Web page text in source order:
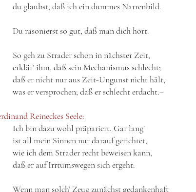
du glaubst, daß ich ein dummes Narrenbild.
Du räsonierst so gut, daß man dich hört.
So geh zu Strader schon in nächster Zeit,
erklär’ ihm, daß sein Mechanismus schlecht;
daß er nicht nur aus Zeit-Ungunst nicht hält,
was er versprochen; daß er schlecht erdacht.‒
Reineckes Seele:
Ich bin dazu wohl präpariert. Gar lang’
ist all mein Sinnen nur darauf gerichtet,
wie ich dem Strader recht beweisen kann,
daß er auf Irrtumswegen sich ergeht.
Wenn man solch’ Zeug zunächst gedankenhaft